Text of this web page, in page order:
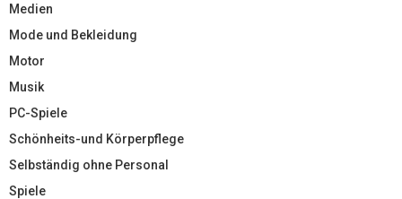
Medien
Mode und Bekleidung
Motor
Musik
PC-Spiele
Schönheits-und Körperpflege
Selbständig ohne Personal
Spiele